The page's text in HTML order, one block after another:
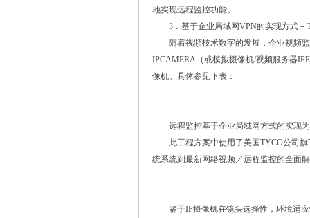
地实现远程监控功能。
3．基于企业局域网VPN的实现方式－
随着视頻技术数字的发展，企业视頻监
IPCAMERA（或模拟摄像机/视频服务器
像机。具体参见下表：
远程监控基于企业局域网方式的实现为
此工程方案中使用了美国TYCO公司旗
统系统到最新网络视频／远程监控的全面
鉴于IP摄像机在镜头选择性，环境适应